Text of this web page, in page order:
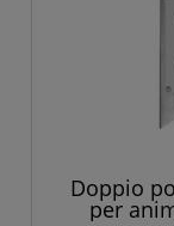
Doppio
per